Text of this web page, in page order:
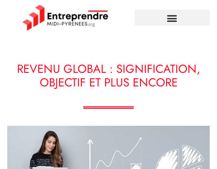
REVENU GLOBAL : SIGNIFICATION,
OBJECTIF ET PLUS ENCORE